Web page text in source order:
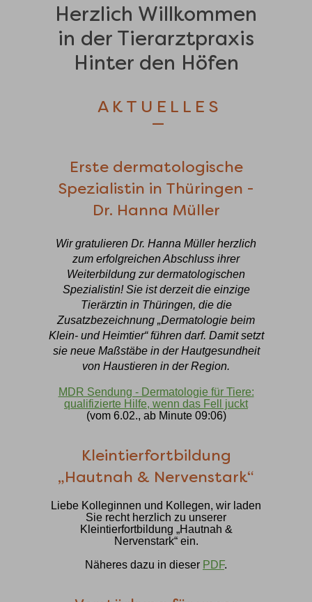
Herzlich Willkommen
in der Tierarztpraxis
Hinter den Höfen
AKTUELLES
—
Erste dermatologische
Spezialistin in Thüringen -
Dr. Hanna Müller
Wir gratulieren Dr. Hanna Müller herzlich
zum erfolgreichen Abschluss ihrer
Weiterbildung zur dermatologischen
Spezialistin! Sie ist derzeit die einzige
Tierärztin in Thüringen, die die
Zusatzbezeichnung „Dermatologie beim
Klein- und Heimtier“ führen darf. Damit setzt
sie neue Maßstäbe in der Hautgesundheit
von Haustieren in der Region.
MDR Sendung - Dermatologie für Tiere:
qualifizierte Hilfe, wenn das Fell juckt
(vom 6.02., ab Minute 09:06)
Kleintierfortbildung
„Hautnah & Nervenstark“
Liebe Kolleginnen und Kollegen, wir laden
Sie recht herzlich zu unserer
Kleintierfortbildung „Hautnah &
Nervenstark“ ein.
Näheres dazu in dieser PDF.